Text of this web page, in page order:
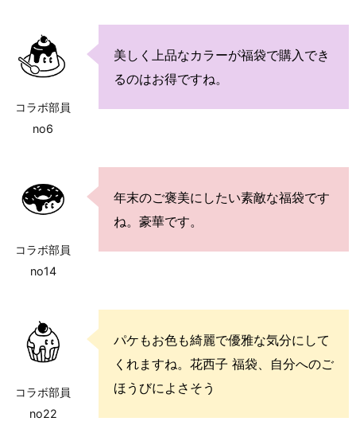
コラボ部員
no6
美しく上品なカラーが福袋で購入でき
るのはお得ですね。
コラボ部員
no14
年末のご褒美にしたい素敵な福袋です
ね。豪華です。
コラボ部員
no22
パケもお色も綺麗で優雅な気分にして
くれますね。花西子 福袋、自分へのご
ほうびによさそう